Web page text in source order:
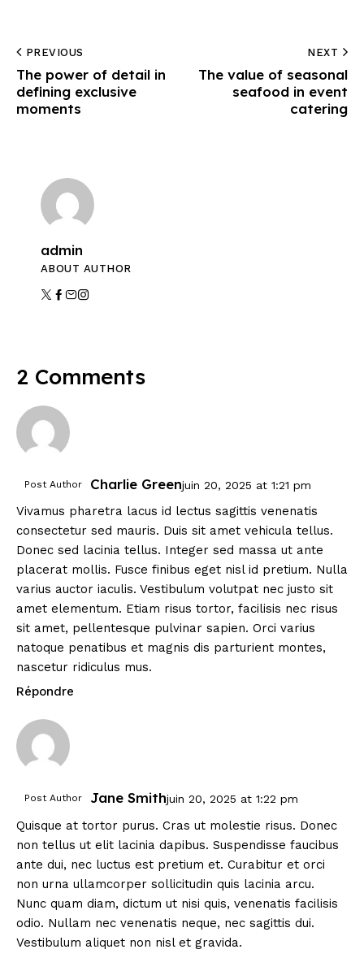
PREVIOUS
The power of detail in
defining exclusive
moments
NEXT
The value of seasonal
seafood in event
catering
admin
ABOUT AUTHOR
2 Comments
Post Author Charlie Greenjuin 20, 2025 at 1:21 pm
Vivamus pharetra lacus id lectus sagittis venenatis
consectetur sed mauris. Duis sit amet vehicula tellus.
Donec sed lacinia tellus. Integer sed massa ut ante
placerat mollis. Fusce finibus eget nisl id pretium. Nulla
varius auctor iaculis. Vestibulum volutpat nec justo sit
amet elementum. Etiam risus tortor, facilisis nec risus
sit amet, pellentesque pulvinar sapien. Orci varius
natoque penatibus et magnis dis parturient montes,
nascetur ridiculus mus.
Répondre
Post Author Jane Smithjuin 20, 2025 at 1:22 pm
Quisque at tortor purus. Cras ut molestie risus. Donec
non tellus ut elit lacinia dapibus. Suspendisse faucibus
ante dui, nec luctus est pretium et. Curabitur et orci
non urna ullamcorper sollicitudin quis lacinia arcu.
Nunc quam diam, dictum ut nisi quis, venenatis facilisis
odio. Nullam nec venenatis neque, nec sagittis dui.
Vestibulum aliquet non nisl et gravida.